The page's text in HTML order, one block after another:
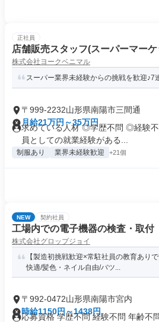
正社員
店舗販売スタッフ(スーパーマー
株式会社ヨークベニマル
スーパー業界未経験からの挑戦を歓迎♪7
〒999-2232山形県南陽市三間通
月給21万円～35万円
求めている人材 ◎学歴不問 ◎経験
員としての就業経験がある...
制服あり 業界未経験歓迎 +21個
NEW 契約社員
工場内での電子機器の検査・取付
株式会社グロップジョイ
【製造初挑戦歓迎×常駐社員の教育あり
快適/髪色・ネイル自由/バツ...
〒992-0472山形県南陽市宮内
時給1150円～1438円
応募資格 学歴不問 経験不問 年齢不